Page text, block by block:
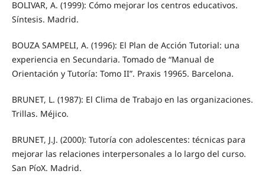
BOLIVAR, A. (1999): Cómo mejorar los centros educativos.
Síntesis. Madrid.
BOUZA SAMPELI, A. (1996): El Plan de Acción Tutorial: una
experiencia en Secundaria. Tomado de “Manual de
Orientación y Tutoría: Tomo II”. Praxis 19965. Barcelona.
BRUNET, L. (1987): El Clima de Trabajo en las organizaciones.
Trillas. Méjico.
BRUNET, J.J. (2000): Tutoría con adolescentes: técnicas para
mejorar las relaciones interpersonales a lo largo del curso.
San PíoX. Madrid.